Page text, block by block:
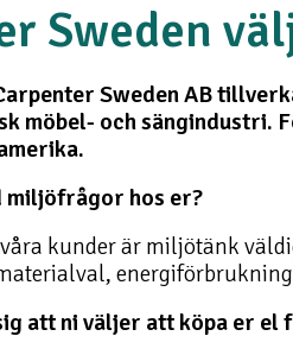
Sweden
Sweden AB
möbel- och sängindustri.
miljöfrågor hos er?
våra kunder är miljötänk
att ni väljer att köpa er el